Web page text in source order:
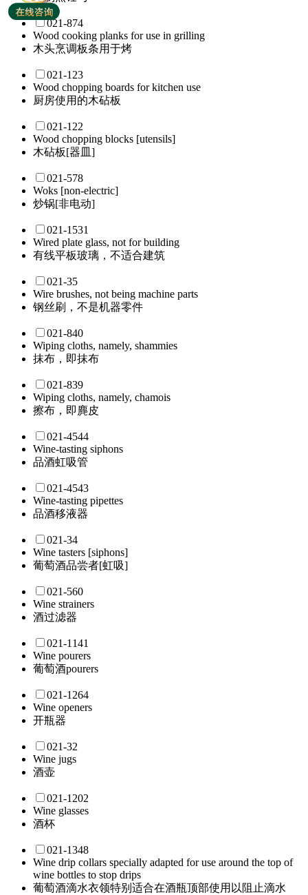
021-874
Wood cooking planks for use in grilling
木头烹调板条用于烤
021-123
Wood chopping boards for kitchen use
厨房使用的木砧板
021-122
Wood chopping blocks [utensils]
木砧板[器皿]
021-578
Woks [non-electric]
炒锅[非电动]
021-1531
Wired plate glass, not for building
有线平板玻璃，不适合建筑
021-35
Wire brushes, not being machine parts
钢丝刷，不是机器零件
021-840
Wiping cloths, namely, shammies
抹布，即抹布
021-839
Wiping cloths, namely, chamois
擦布，即麂皮
021-4544
Wine-tasting siphons
品酒虹吸管
021-4543
Wine-tasting pipettes
品酒移液器
021-34
Wine tasters [siphons]
葡萄酒品尝者[虹吸]
021-560
Wine strainers
酒过滤器
021-1141
Wine pourers
葡萄酒pourers
021-1264
Wine openers
开瓶器
021-32
Wine jugs
酒壶
021-1202
Wine glasses
酒杯
021-1348
Wine drip collars specially adapted for use around the top of
wine bottles to stop drips
葡萄酒滴水衣领特别适合在酒瓶顶部使用以阻止滴水